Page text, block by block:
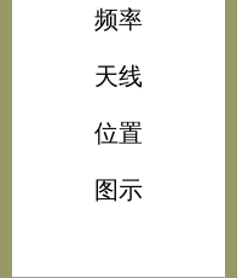
频率
天线
位置
图示